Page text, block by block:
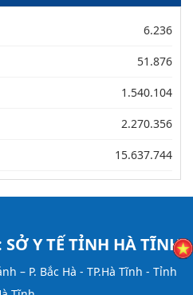
6.236
51.876
1.540.104
2.270.356
15.637.744
SỞ Y TẾ TỈNH HÀ TĨNH
– P. Bắc Hà - TP.Hà Tĩnh - Tỉnh